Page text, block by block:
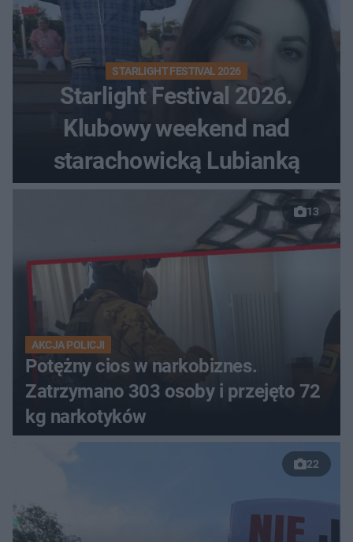
STARLIGHT FESTIVAL 2026
Starlight Festival 2026.
Klubowy weekend nad
starachowicką Lubianką
13
AKCJA POLICJI
Potężny cios w narkobiznes.
Zatrzymano 303 osoby i przejęto 72
kg narkotyków
22